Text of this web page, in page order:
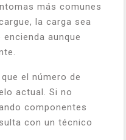
más comunes
la carga sea
aunque
el número de
actual. Si no
componentes
con un técnico